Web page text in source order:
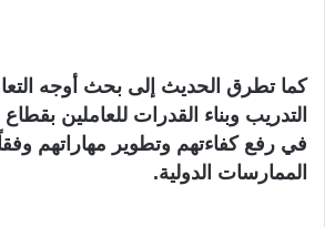
كما تطرق الحديث إلى بحث أوجه
التدريب وبناء القدرات للعاملين
في رفع كفاءتهم وتطوير مهاراتهم
الممارسات الدولية.